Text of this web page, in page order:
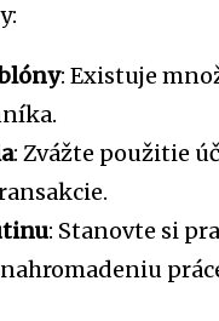
: Existuje
: Zvážte použitie
: Stanovte si